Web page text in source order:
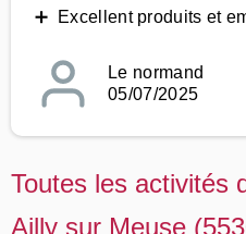
➕ Excellent produits et
Le normand
05/07/2025
Toutes les activités
Ailly sur Meuse